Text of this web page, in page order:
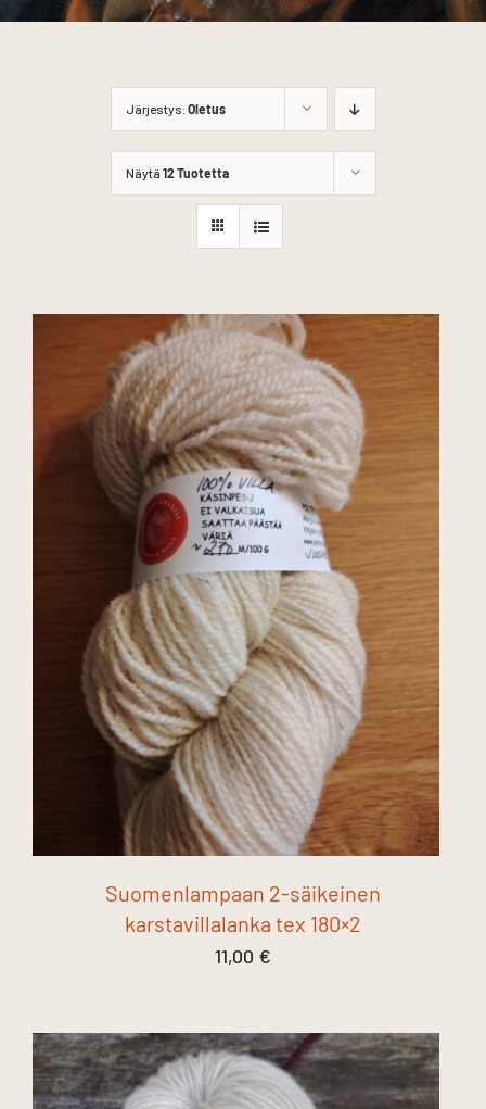
Järjestys: Oletus
Näytä 12 Tuotetta
Suomenlampaan 2-säikeinen
karstavillalanka tex 180×2
11,00 €